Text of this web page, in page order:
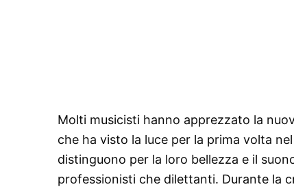
Molti musicisti hanno apprezzato la
che ha visto la luce per la prima volta
distinguono per la loro bellezza e il
professionisti che dilettanti. Durante la